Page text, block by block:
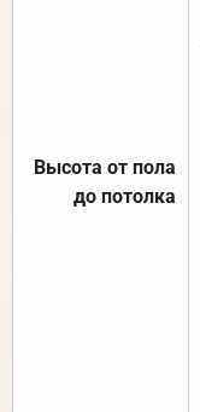
Высота от пола
до потолка